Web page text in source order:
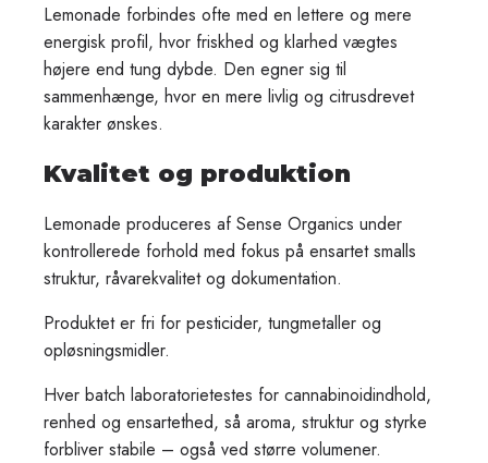
Lemonade forbindes ofte med en lettere og mere
energisk profil, hvor friskhed og klarhed vægtes
højere end tung dybde. Den egner sig til
sammenhænge, hvor en mere livlig og citrusdrevet
karakter ønskes.
Kvalitet og produktion
Lemonade produceres af Sense Organics under
kontrollerede forhold med fokus på ensartet smalls
struktur, råvarekvalitet og dokumentation.
Produktet er fri for pesticider, tungmetaller og
opløsningsmidler.
Hver batch laboratorietestes for cannabinoidindhold,
renhed og ensartethed, så aroma, struktur og styrke
forbliver stabile – også ved større volumener.